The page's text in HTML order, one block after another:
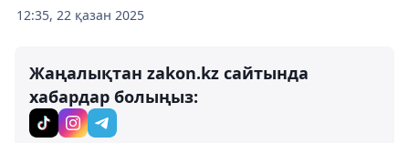
12:35, 22 қазан 2025
Жаңалықтан zakon.kz сайтында
хабардар болыңыз: